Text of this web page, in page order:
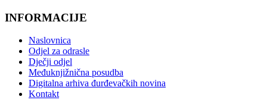
INFORMACIJE
Naslovnica
Odjel za odrasle
Dječji odjel
Međuknjižnična posudba
Digitalna arhiva đurđevačkih novina
Kontakt